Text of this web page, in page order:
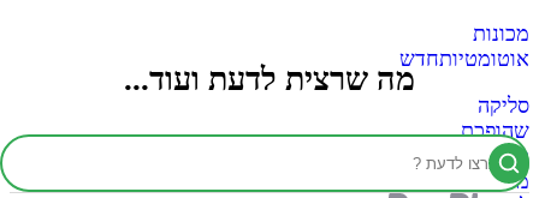
מכונות
אוטומטיותחדש
סליקה
שהופכת
כל
מכונה
מה שרצית לדעת ועוד...